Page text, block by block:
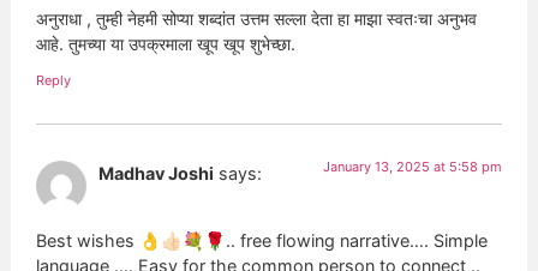
अनुराधा , तुम्ही नेहमी सोप्या शब्दांत उत्तम सल्ला देता हा माझा स्वतःचा अनुभव
आहे. तुमच्या या उपक्रमाला खूप खूप शुभेच्छा.
Reply
Madhav Joshi says: January 13, 2025 at 5:58 pm
Best wishes 👌👍🏻💐🌹.. free flowing narrative…. Simple
language …. Easy for the common person to connect ..